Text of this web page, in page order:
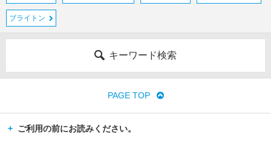
ブライトン
キーワード検索
PAGE TOP
ご利用の前にお読みください。